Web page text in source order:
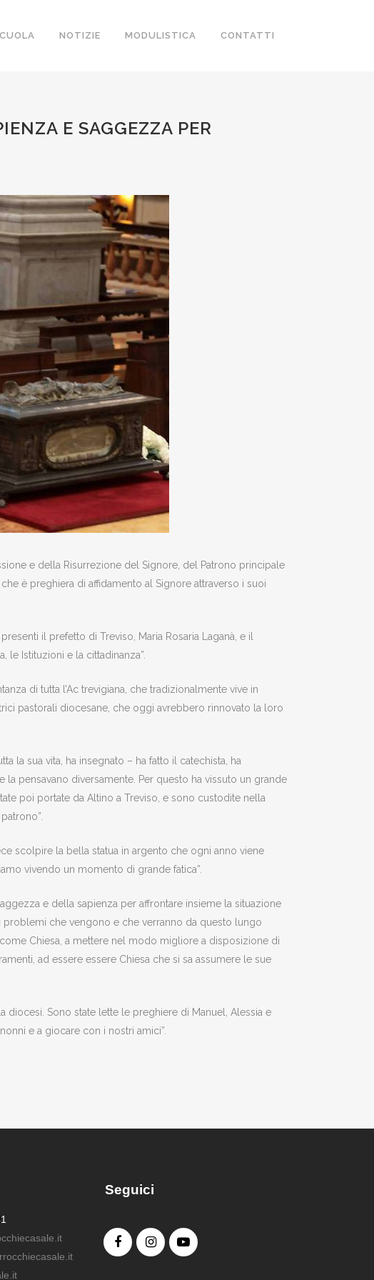
NOTIZIE MODULISTICA CONTATTI
E SAGGEZZA PER
e della Risurrezione del Signore, del Patrono principale
è preghiera di affidamento al Signore attraverso i suoi
il prefetto di Treviso, Maria Rosaria Laganà, e il
le Istituzioni e la cittadinanza”.
di tutta l’Ac trevigiana, che tradizionalmente vive in
pastorali diocesane, che oggi avrebbero rinnovato la loro
la sua vita, ha insegnato – ha fatto il catechista, ha
pensavano diversamente. Per questo ha vissuto un grande
poi portate da Altino a Treviso, e sono custodite nella
scolpire la bella statua in argento che ogni anno viene
vivendo un momento di grande fatica”.
e della sapienza per affrontare insieme la situazione
che vengono e che verranno da questo lungo
Chiesa, a mettere nel modo migliore a disposizione di
ad essere essere Chiesa che si sa assumere le sue
Sono state lette le preghiere di Manuel, Alessia e
e a giocare con i nostri amici”.
Seguici